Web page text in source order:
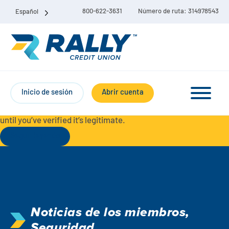
Español 800-622-3631 Número de ruta: 314978543
Inicio de sesión Abrir cuenta
Cuenta corriente Liberty
Ahorro
contact Rally Credit Union using our official phone numbers. If
you receive a letter, email, text message, or other
until you’ve verified it’s legitimate.
Noticias de los miembros,